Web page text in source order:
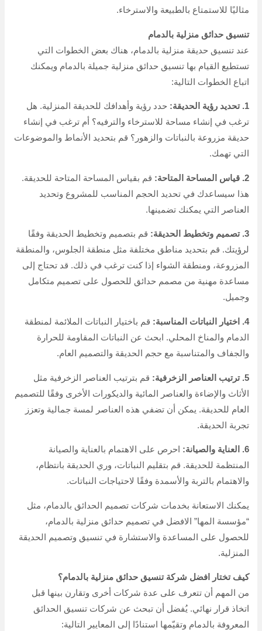
مثاليًا للاستمتاع بالطبيعة والاسترخاء.
تنسيق حدائق منزلية بالدمام
عند تنسيق حديقة منزلية بالدمام، هناك بعض الخطوات التي
تستطيع القيام بها تنسيق حدائق منزلية جميلة بالدمام ويمكنك
اتباع الخطوات التالية:
1. تحديد رؤية الحديقة:
حدد رؤية وأهدافك للحديقة المنزلية. هل
ترغب في إنشاء مساحة للاسترخاء والترفيه؟ أم ترغب في إنشاء
حديقة مزروعة بالنباتات والزهور؟ قم بتحديد الأنماط والموضوعات
التي تهمك.
2. قياس المساحة المتاحة:
قم بقياس المساحة المتاحة للحديقة.
هذا سيساعدك في تحديد الحجم المناسب للمشروع وتحديد
العناصر التي يمكنك تضمينها.
3. تصميم وتخطيط الحديقة:
قم بتصميم وتخطيط الحديقة وفقًا
لرؤيتك. قم بتحديد مناطق مختلفة مثل منطقة الجلوس، والمنطقة
المزروعة، ومنطقة الشواء إذا كنت ترغب في ذلك. قد تحتاج إلى
مساعدة مهنية من مصمم حدائق للحصول على تصميم متكامل
وجميل.
4. اختيار النباتات المناسبة:
قم باختيار النباتات الملائمة لمنطقة
الدمام والمناخ المحلي. ابحث عن النباتات المقاومة للحرارة
والجفاف والمتناسبة مع حجم الحديقة والتصميم العام.
5. ترتيب العناصر الزخرفية:
قم بترتيب العناصر الزخرفية مثل
الأثاث والإضاءة والعناصر المائية والديكورات الأخرى وفقًا للتصميم
العام للحديقة. يمكن أن تضفي هذه العناصر لمسة جمالية وتعزز
تجربة الحديقة.
6. العناية والصيانة:
احرص على الاهتمام بالعناية والصيانة
المنتظمة للحديقة. قم بتقليم النباتات، وري الحديقة بانتظام،
والاهتمام بالتربة والأسمدة وفقًا لاحتياجات النباتات.
يمكنك الاستعانة بخدمات شركات تصميم الحدائق بالدمام، مثل
“مؤسسة المها” الافضل في تصميم حدائق منزلية بالدمام،
للحصول على المساعدة والاستشارة في تنسيق وتصميم الحديقة
المنزلية.
كيف تختار افضل شركة تنسيق حدائق منزلية بالدمام؟
من المهم أن تتعرف على عدة شركات أخرى وتقارن بينها قبل
اتخاذ قرار نهائي. يُفضل أن تبحث عن شركات تنسيق الحدائق
المعروفة بالدمام وتقيّمها استنادًا إلى المعايير التالية: